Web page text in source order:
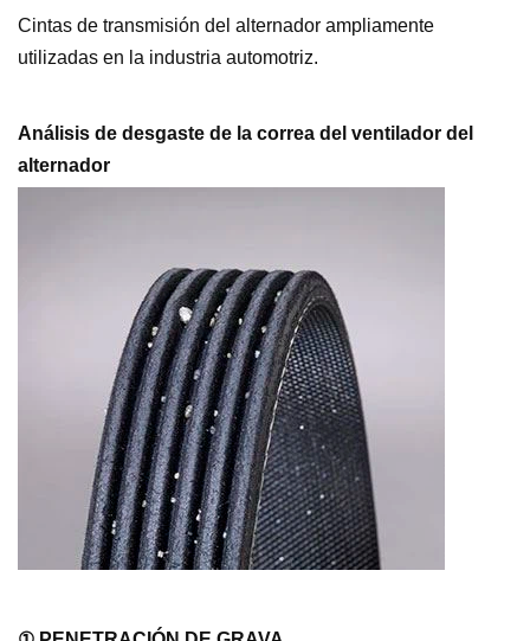
Cintas de transmisión del alternador ampliamente
utilizadas en la industria automotriz.
Análisis de desgaste de la correa del ventilador del
alternador